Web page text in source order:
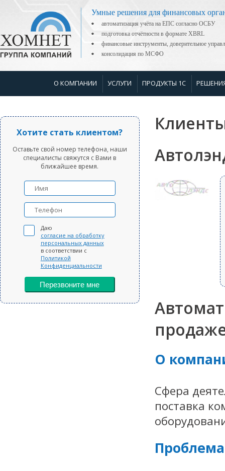
Умные решения для финансовых
автоматизация учёта на ЕПС согласно ОСБУ
подготовка отчётности в формате XBRL
финансовые инструменты, доверительное
консолидация по МСФО
О КОМПАНИИ УСЛУГИ ПРОДУКТЫ 1С
Хотите стать клиентом?
Оставьте свой номер телефона, наши
специалисты свяжутся с Вами в
ближайшее время.
Даю
согласие на обработку
персональных данных
в соответствии с
Политикой
Конфиденциальности
Перезвоните мне
О
Сфера
поставка
Проблема